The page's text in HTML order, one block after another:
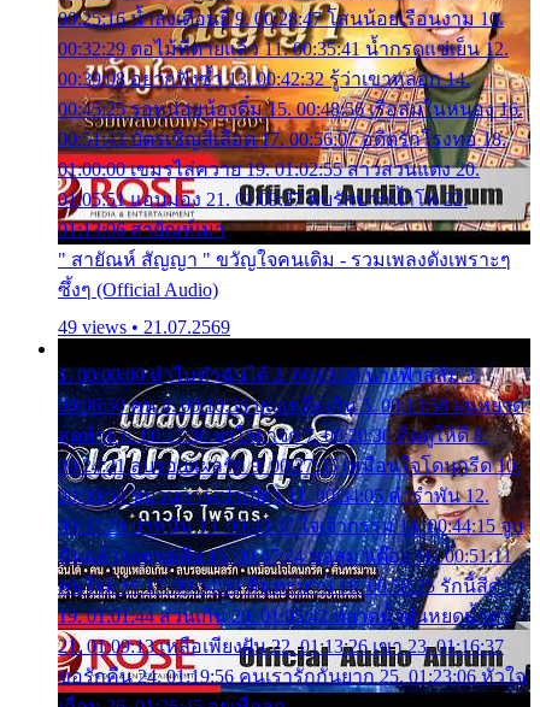
00:25:16 น้ำลงเดือนยี่ 9. 00:28:47 โสนน้อยเรือนงาม 10.
00:32:29 ตอไม้ที่ตายแล้ว 11. 00:35:41 น้ำกรดแช่เย็น 12.
00:39:08 อยากฟังซ้ำ 13. 00:42:32 รู้ว่าเขาหลอก 14.
00:45:25 รอหน่อยน้องติ๋ม 15. 00:48:56 เรือล่มในหนอง 16.
00:51:43 บัตรเชิญสีเลือด 17. 00:56:07 อดีตรักโรงทอ 18.
01:00:00 เขมรไล่ควาย 19. 01:02:55 สาวสวนแตง 20.
01:05:51 แอบมอง 21. 01:09:27 พบรักปากน้ำโพ 22.
01:13:06 สายัณห์เมา
" สายัณห์ สัญญา " ขวัญใจคนเดิม - รวมเพลงดังเพราะๆ
ซึ้งๆ (Official Audio)
49 views • 21.07.2569
1. 00:00:00 ทำไมทำฉันได้ 2. 00:03:20 นางฟ้าสลัม 3.
00:06:50 คน 4. 00:10:36 บุญเหลือเกิน 5. 00:13:58 ฝนหยาด
สุดท้าย 6. 00:17:30 ยาใจยาจก 7. 00:20:30 คิดดูให้ดี 8.
00:24:21 ลบรอยแผลรัก 9. 00:27:35 เหมือนใจโดนกรีด 10.
00:30:54 ขบวนการเปาเปียว 11. 00:34:05 คำรำพัน 12.
00:37:20 ปาหนัน 13. 00:40:37 ใจเจ้ากรรม 14. 00:44:15 จูบ
ฉันแล้วจงตายเสีย 15. 00:47:24 ขอสูมาเต๊อะ 16. 00:51:11
คนใจมาร 17. 00:54:50 คืนทรมาน 18. 00:58:25 รักนี้สีดำ
19. 01:01:44 ส่วนเกิน 20. 01:05:42 หยาดน้ำฝนหยดน้ำตา
21. 01:09:13 เหลือเพียงฝัน 22. 01:13:26 เขา 23. 01:16:37
ขอรักคืน 24. 01:19:56 คนเรารักกันยาก 25. 01:23:06 หัวใจ